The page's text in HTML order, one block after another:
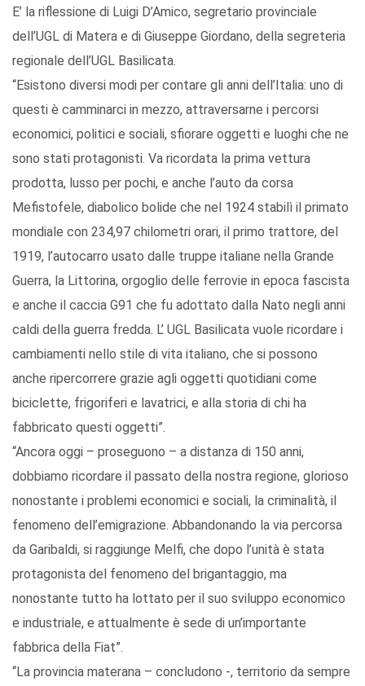
E’ la riflessione di Luigi D’Amico, segretario provinciale
dell’UGL di Matera e di Giuseppe Giordano, della segreteria
regionale dell’UGL Basilicata.
“Esistono diversi modi per contare gli anni dell’Italia: uno di
questi è camminarci in mezzo, attraversarne i percorsi
economici, politici e sociali, sfiorare oggetti e luoghi che ne
sono stati protagonisti. Va ricordata la prima vettura
prodotta, lusso per pochi, e anche l’auto da corsa
Mefistofele, diabolico bolide che nel 1924 stabilì il primato
mondiale con 234,97 chilometri orari, il primo trattore, del
1919, l’autocarro usato dalle truppe italiane nella Grande
Guerra, la Littorina, orgoglio delle ferrovie in epoca fascista
e anche il caccia G91 che fu adottato dalla Nato negli anni
caldi della guerra fredda. L’ UGL Basilicata vuole ricordare i
cambiamenti nello stile di vita italiano, che si possono
anche ripercorrere grazie agli oggetti quotidiani come
biciclette, frigoriferi e lavatrici, e alla storia di chi ha
fabbricato questi oggetti”.
“Ancora oggi – proseguono – a distanza di 150 anni,
dobbiamo ricordare il passato della nostra regione, glorioso
nonostante i problemi economici e sociali, la criminalità, il
fenomeno dell’emigrazione. Abbandonando la via percorsa
da Garibaldi, si raggiunge Melfi, che dopo l’unità è stata
protagonista del fenomeno del brigantaggio, ma
nonostante tutto ha lottato per il suo sviluppo economico
e industriale, e attualmente è sede di un’importante
fabbrica della Fiat”.
“La provincia materana – concludono -, territorio da sempre